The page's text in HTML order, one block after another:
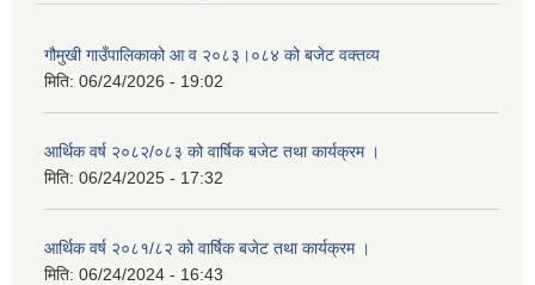
गौमुखी गाउँपालिकाको आ व २०८३।०८४ को बजेट वक्तव्य
मिति: 06/24/2026 - 19:02
आर्थिक वर्ष २०८२/०८३ को वार्षिक बजेट तथा कार्यक्रम ।
मिति: 06/24/2025 - 17:32
आर्थिक वर्ष २०८१/८२ को वार्षिक बजेट तथा कार्यक्रम ।
मिति: 06/24/2024 - 16:43